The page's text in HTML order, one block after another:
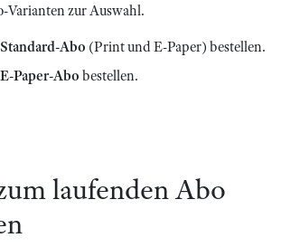
Varianten zur Auswahl.
Standard-Abo (Print und E-Paper) bestellen.
E-Paper-Abo bestellen.
laufenden Abo